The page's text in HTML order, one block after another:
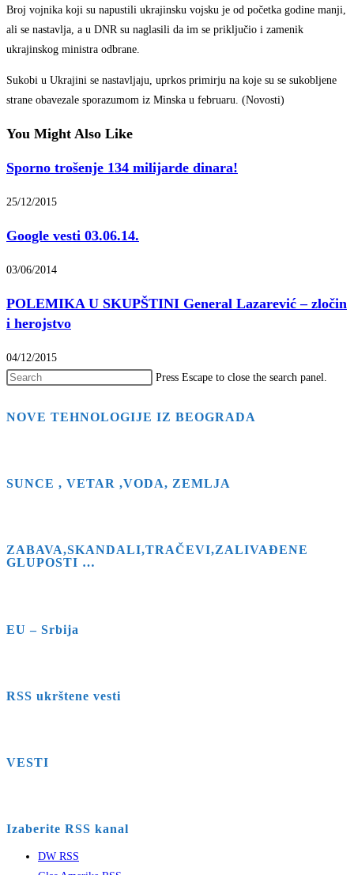
Broj vojnika koji su napustili ukrajinsku vojsku je od početka godine manji,
ali se nastavlja, a u DNR su naglasili da im se priključio i zamenik
ukrajinskog ministra odbrane.
Sukobi u Ukrajini se nastavljaju, uprkos primirju na koje su se sukobljene
strane obavezale sporazumom iz Minska u februaru. (Novosti)
You Might Also Like
Sporno trošenje 134 milijarde dinara!
25/12/2015
Google vesti 03.06.14.
03/06/2014
POLEMIKA U SKUPŠTINI General Lazarević – zločin
i herojstvo
04/12/2015
Press Escape to close the search panel.
NOVE TEHNOLOGIJE IZ BEOGRADA
SUNCE , VETAR ,VODA, ZEMLJA
ZABAVA,SKANDALI,TRAČEVI,ZALIVAĐENE
GLUPOSTI …
EU – Srbija
RSS ukrštene vesti
VESTI
Izaberite RSS kanal
DW RSS